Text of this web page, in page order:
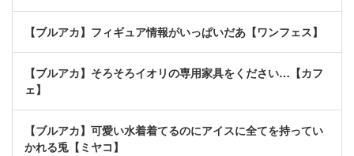
【ブルアカ】フィギュア情報がいっぱいだあ【ワンフェス】
【ブルアカ】そろそろイオリの専用家具をください…【カフ
ェ】
【ブルアカ】可愛い水着着てるのにアイスに全てを持ってい
かれる兎【ミヤコ】